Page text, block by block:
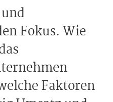
Fokus. Wie
Faktoren